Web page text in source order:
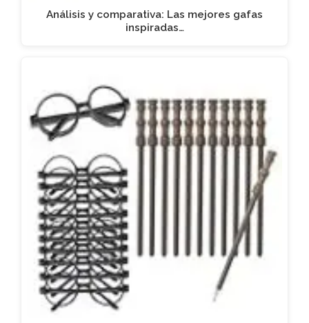
Análisis y comparativa: Las mejores gafas
inspiradas…